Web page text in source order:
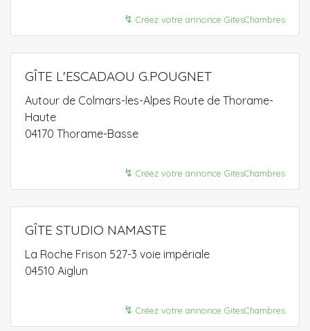
↯ Créez votre annonce GitesChambres
GÎTE L'ESCADAOU G.POUGNET
Autour de Colmars-les-Alpes Route de Thorame-
Haute
04170 Thorame-Basse
↯ Créez votre annonce GitesChambres
GÎTE STUDIO NAMASTE
La Roche Frison 527-3 voie impériale
04510 Aiglun
↯ Créez votre annonce GitesChambres